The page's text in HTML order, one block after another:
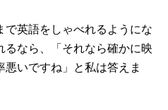
で英語をしゃべれるようにな
なら、「それなら確かに映
いですね」と私は答えま